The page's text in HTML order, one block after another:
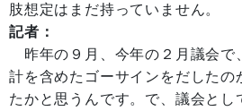
肢想定はまだ持っていません。
記者：
昨年の９月、今年の２月議会で
計を含めたゴーサインをだしたの
たかと思うんです。で、議会とし